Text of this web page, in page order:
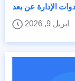
أدوات الإدارة عن بعد
ابريل 9, 2026